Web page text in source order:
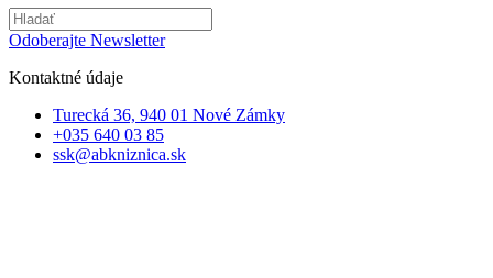
Odoberajte Newsletter
Kontaktné údaje
Turecká 36, 940 01 Nové Zámky
+035 640 03 85
ssk@abkniznica.sk